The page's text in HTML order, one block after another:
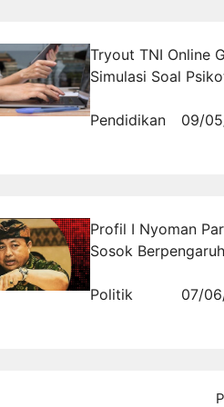
Tryout TNI Online
Simulasi Soal
dan Akademik TNI
Pendidikan
09/
Profil I Nyoman
Sosok
Bali dalam Dunia
Politik
07/